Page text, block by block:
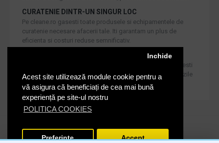
Acest site utilizează module cookie pentru a
vă asigura că beneficiați de cea mai bună
experiență pe site-ul nostru
POLITICA COOKIES
Inchide
Preferinte Accept
CURATENIE DINTR-UN SINGUR LOC
Pe cleane.ro gasesti toate produsele si echipamentele de
curatenie necesare afacerii tale. Iti garantam un plus de
eficienta si costuri reduse semnificativ.
Iti oferim produse de cea mai inalta calitate, dar daca doresti
inlocuirea sau returnarea lor, noi asiguram returul in 30 de zile
de la achizitie catre consumatori.
Cleane.ro © 2020. Toate drepturile rezervate.